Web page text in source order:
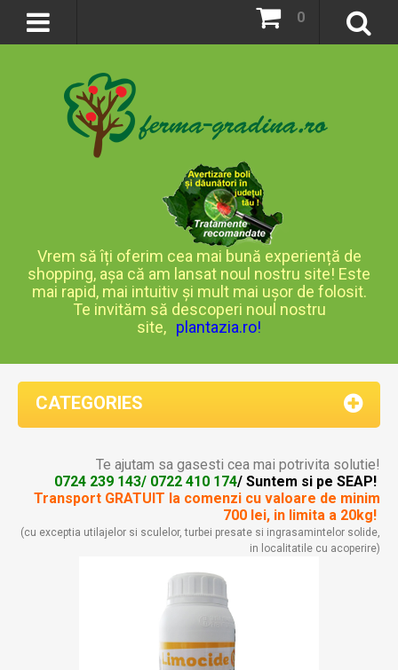
0
Vrem să îți oferim cea mai bună experiență de
shopping, așa că am lansat noul nostru site! Este
mai rapid, mai intuitiv și mult mai ușor de folosit.
Te invităm să descoperi noul nostru
site, plantazia.ro!
CATEGORIES
Te ajutam sa gasesti cea mai potrivita solutie!
0724 239 143/ 0722 410 174/ Suntem si pe SEAP!
Transport GRATUIT la comenzi cu valoare de minim
700 lei, in limita a 20kg!
(cu exceptia utilajelor si sculelor, turbei presate si ingrasamintelor solide,
in localitatile cu acoperire)